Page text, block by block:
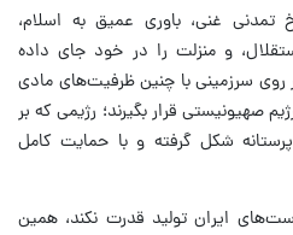
تمدنی غنی، باوری عمیق به اسلام،
و منزلت را در خود جای داده
روی سرزمینی با چنین ظرفیت‌های مادی
صهیونیستی قرار بگیرند؛ رژیمی که بر
شکل گرفته و با حمایت کامل
ایران تولید قدرت نکند، همین